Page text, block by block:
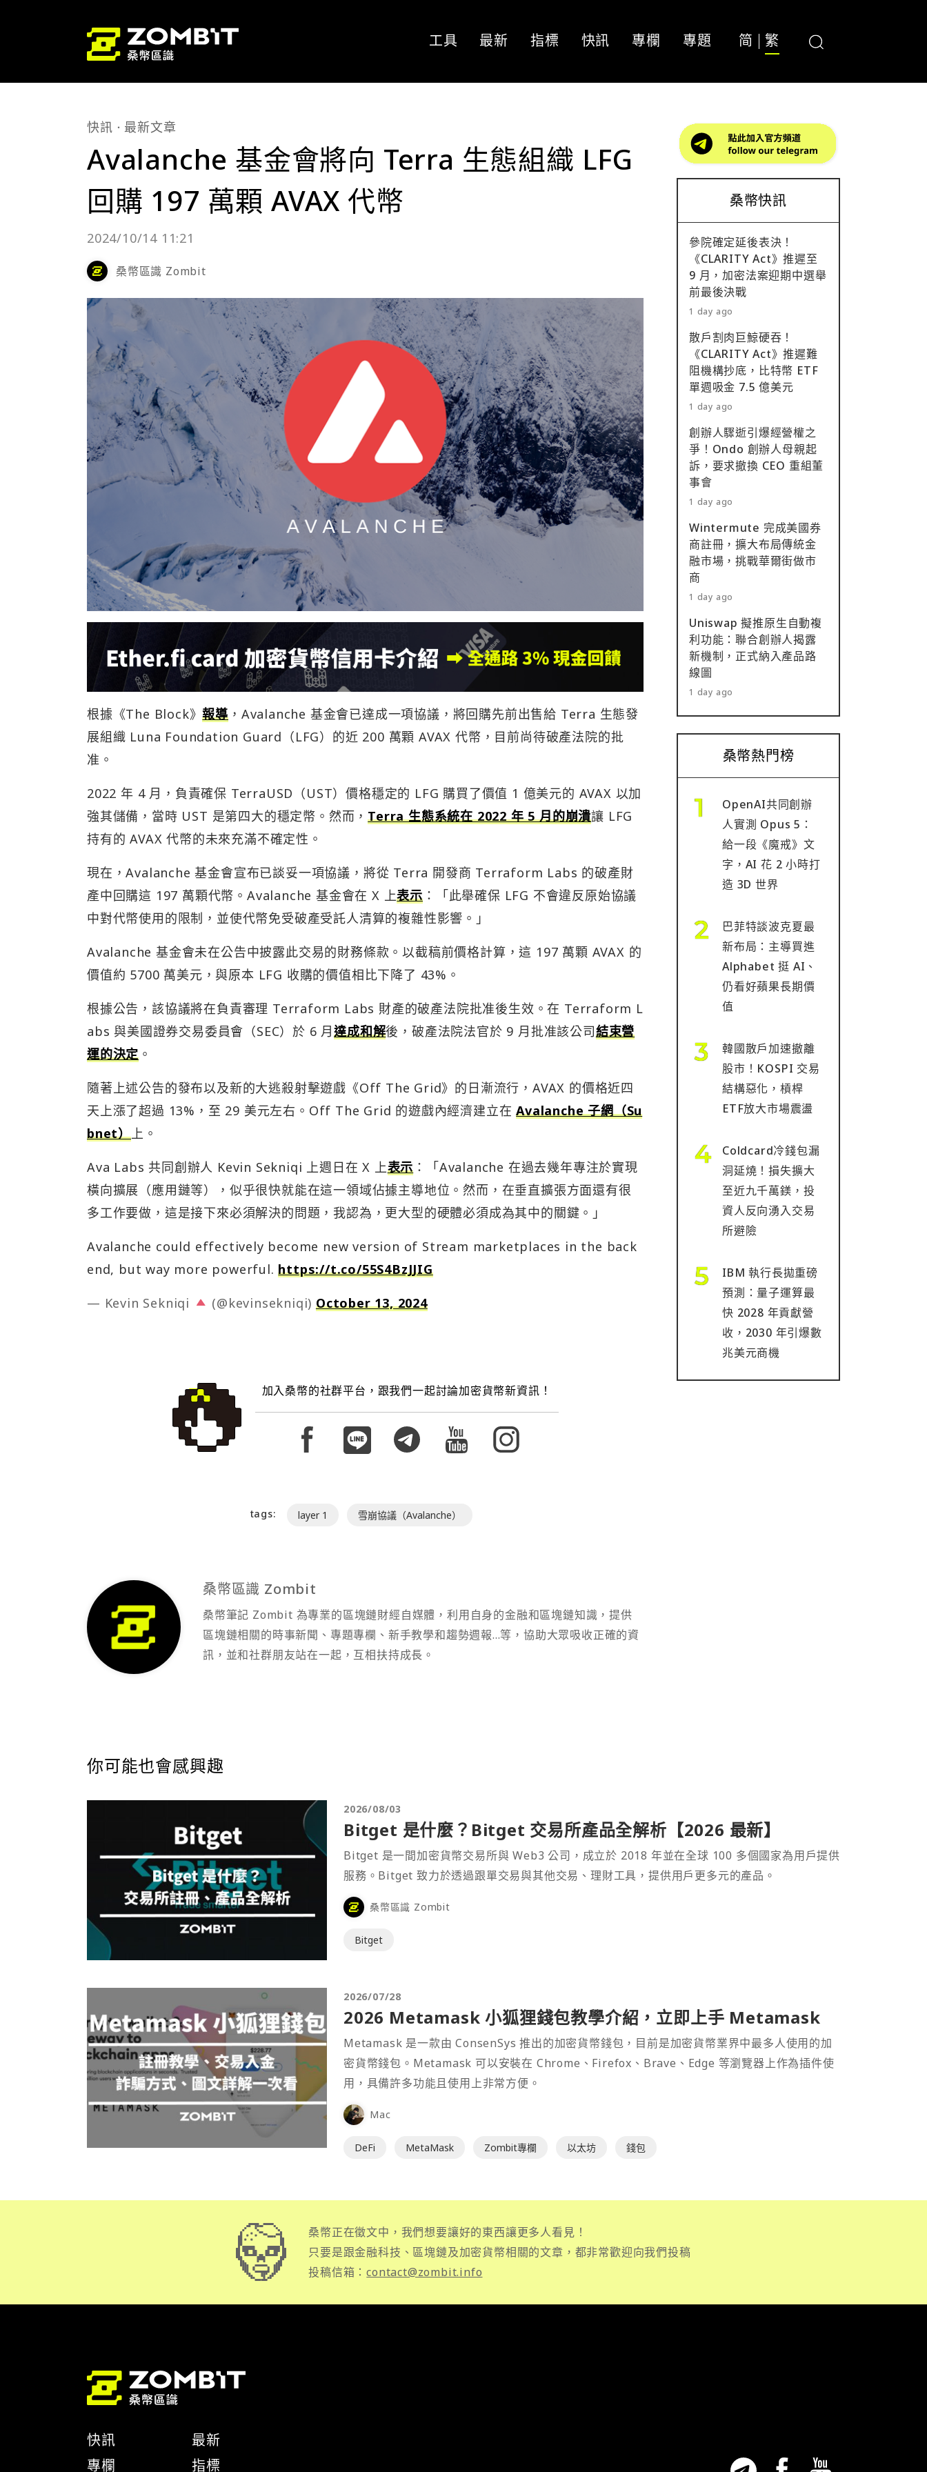
工具 最新 指標 快訊 專欄 專題 简 繁
快訊 最新文章
Avalanche 基金會將向 Terra 生態組織 LFG
回購 197 萬顆 AVAX 代幣
2024/10/14 11:21
桑幣區識 Zombit
根據《The Block》報導 ，Avalanche 基金會已達成一項協議，將回購先前出售給 Terra 生態發
展組織 Luna Foundation Guard（LFG）的近 200 萬顆 AVAX 代幣，目前尚待破產法院的批
准。
2022 年 4 月，負責確保 TerraUSD（UST）價格穩定的 LFG 購買了價值 1 億美元的 AVAX 以加
強其儲備，當時 UST 是第四大的穩定幣。然而，Terra 生態系統在 2022 年 5 月的崩潰讓 LFG
持有的 AVAX 代幣的未來充滿不確定性。
現在，Avalanche 基金會宣布已談妥一項協議，將從 Terra 開發商 Terraform Labs 的破產財
產中回購這 197 萬顆代幣。Avalanche 基金會在 X 上表示 ：「此舉確保 LFG 不會違反原始協議
中對代幣使用的限制，並使代幣免受破產受託人清算的複雜性影響。」
Avalanche 基金會未在公告中披露此交易的財務條款。以截稿前價格計算，這 197 萬顆 AVAX 的
價值約 5700 萬美元，與原本 LFG 收購的價值相比下降了 43%。
根據公告，該協議將在負責審理 Terraform Labs 財產的破產法院批准後生效。在 Terraform L
abs 與美國證券交易委員會（SEC）於 6 月達成和解後，破產法院法官於 9 月批准該公司結束營
運的決定 。
隨著上述公告的發布以及新的大逃殺射擊遊戲《Off The Grid》的日漸流行，AVAX 的價格近四
天上漲了超過 13%，至 29 美元左右。Off The Grid 的遊戲內經濟建立在Avalanche 子網（Su
bnet）上。
Ava Labs 共同創辦人 Kevin Sekniqi 上週日在 X 上表示 ：「Avalanche 在過去幾年專注於實現
橫向擴展（應用鏈等），似乎很快就能在這一領域佔據主導地位。然而，在垂直擴張方面還有很
多工作要做，這是接下來必須解決的問題，我認為，更大型的硬體必須成為其中的關鍵。」
Avalanche could effectively become new version of Stream marketplaces in the back
end, but way more powerful.https://t.co/55S4BzJJIG
— Kevin Sekniqi (@kevinsekniqi) October 13, 2024
加入桑幣的社群平台，跟我們一起討論加密貨幣新資訊！
tags: layer 1 雪崩協議（Avalanche）
桑幣區識 Zombit
桑幣筆記 Zombit 為專業的區塊鏈財經自媒體，利用自身的金融和區塊鏈知識，提供
區塊鏈相關的時事新聞、專題專欄、新手教學和趨勢週報...等，協助大眾吸收正確的資
訊，並和社群朋友站在一起，互相扶持成長。
桑幣快訊
參院確定延後表決！
《CLARITY Act》推遲至
9 月，加密法案迎期中選舉
前最後決戰
1 day ago
散戶割肉巨鯨硬吞！
《CLARITY Act》推遲難
阻機構抄底，比特幣 ETF
單週吸金 7.5 億美元
1 day ago
創辦人驟逝引爆經營權之
爭！Ondo 創辦人母親起
訴，要求撤換 CEO 重組董
事會
1 day ago
Wintermute 完成美國券
商註冊，擴大布局傳統金
融市場，挑戰華爾街做市
商
1 day ago
Uniswap 擬推原生自動複
利功能：聯合創辦人揭露
新機制，正式納入產品路
線圖
1 day ago
桑幣熱門榜
OpenAI共同創辦
人實測 Opus 5：
給一段《魔戒》文
字，AI 花 2 小時打
造 3D 世界
巴菲特談波克夏最
新布局：主導買進
Alphabet 挺 AI、
仍看好蘋果長期價
值
韓國散戶加速撤離
股市！KOSPI 交易
結構惡化，槓桿
ETF放大市場震盪
Coldcard冷錢包漏
洞延燒！損失擴大
至近九千萬鎂，投
資人反向湧入交易
所避險
IBM 執行長拋重磅
預測：量子運算最
快 2028 年貢獻營
收，2030 年引爆數
兆美元商機
你可能也會感興趣
2026/08/03
Bitget 是什麼？Bitget 交易所產品全解析【2026 最新】
Bitget 是一間加密貨幣交易所與 Web3 公司，成立於 2018 年並在全球 100 多個國家為用戶提供
服務。Bitget 致力於透過跟單交易與其他交易、理財工具，提供用戶更多元的產品。
桑幣區識 Zombit
Bitget
2026/07/28
2026 Metamask 小狐狸錢包教學介紹，立即上手 Metamask
Metamask 是一款由 ConsenSys 推出的加密貨幣錢包，目前是加密貨幣業界中最多人使用的加
密貨幣錢包。Metamask 可以安裝在 Chrome、Firefox、Brave、Edge 等瀏覽器上作為插件使
用，具備許多功能且使用上非常方便。
Mac
DeFi MetaMask Zombit專欄 以太坊 錢包
桑幣正在徵文中，我們想要讓好的東西讓更多人看見！
只要是跟金融科技、區塊鏈及加密貨幣相關的文章，都非常歡迎向我們投稿
投稿信箱：contact@zombit.info
快訊
專欄
最新
指標